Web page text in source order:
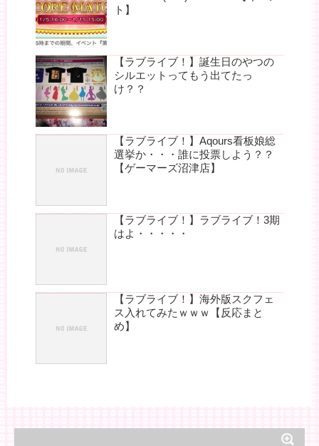
ト】
【ラブライブ！】誕生日のやつの
シルエットってもう出てたっ
け？？
【ラブライブ！】Aqours看板娘総
選挙か・・・誰に投票しよう？？
【ゲーマーズ沼津店】
【ラブライブ！】ラブライブ！3期
はよ・・・・・
【ラブライブ！】海外版スクフェ
ス入れてみたｗｗｗ【反応まと
め】